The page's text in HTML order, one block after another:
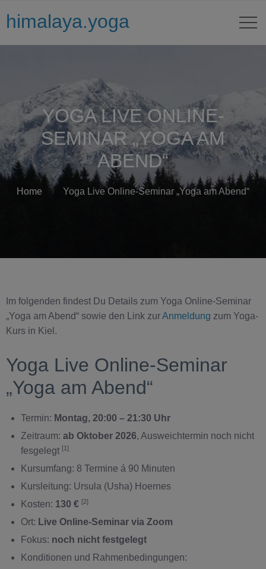
himalaya.yoga
YOGA LIVE ONLINE-
SEMINAR „YOGA AM
ABEND“
Home Yoga Live Online-Seminar „Yoga am Abend“
Im folgenden findest Du Details zum Yoga Online-Seminar
„Yoga am Abend“ sowie den Link zurAnmeldung zum Yoga-
Kurs in Kiel.
Yoga Live Online-Seminar
„Yoga am Abend“
Termin: Montag, 20:00 – 21:30 Uhr
Zeitraum: ab Oktober 2026, Ausweichtermin noch nicht
fesgelegt [1]
Kursumfang: 8 Termine á 90 Minuten
Kursleitung: Ursula (Usha) Hoernes
Kosten: 130 € [2]
Ort: Live Online-Seminar via Zoom
Fokus: noch nicht festgelegt
Konditionen und Rahmenbedingungen: